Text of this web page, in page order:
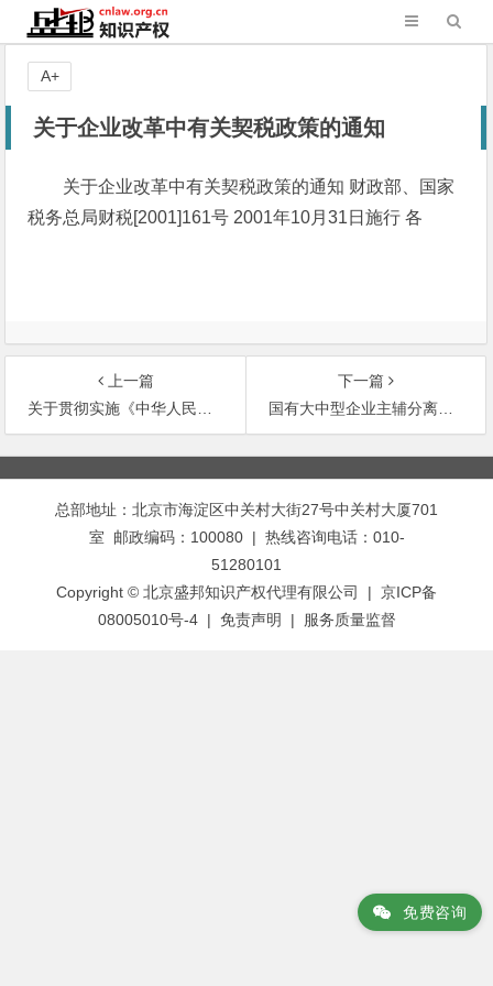
关于企业改革中有关契税政策的通知
关于企业改革中有关契税政策的通知 财政部、国家
税务总局财税[2001]161号 2001年10月31日施行 各
A+
上一篇
关于贯彻实施《中华人民共和国劳动合同法》有关问题的通知
下一篇
国有大中型企业主辅分离辅业改制分流安置富余人员的劳动关系处理办法
文
章
总部地址：北京市海淀区中关村大街27号中关村大厦701
室 邮政编码：100080 | 热线咨询电话：010-
51280101
Copyright © 北京盛邦知识产权代理有限公司 | 京ICP备
08005010号-4 | 免责声明 | 服务质量监督
免费咨询